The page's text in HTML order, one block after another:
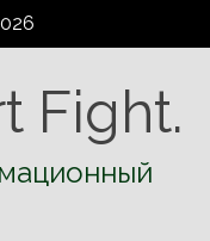
Fight.